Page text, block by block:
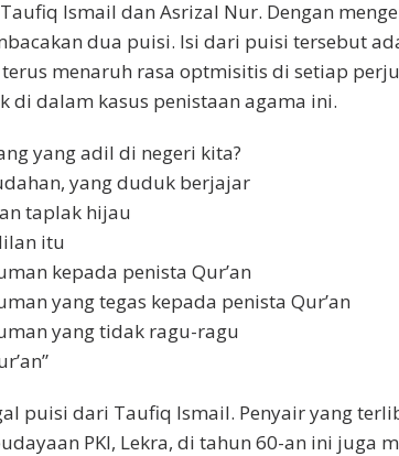
Ismail dan Asrizal Nur. Dengan
dua puisi. Isi dari puisi tersebut
menaruh rasa optmisitis di setiap
di dalam kasus penistaan agama ini.
yang adil di negeri kita?
yang duduk berjajar
taplak hijau
itu
kepada penista Qur’an
yang tegas kepada penista Qur’an
yang tidak ragu-ragu
puisi dari Taufiq Ismail. Penyair yang
PKI, Lekra, di tahun 60-an ini juga